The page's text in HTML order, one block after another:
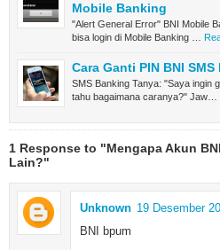
Mobile Banking
"Alert General Error" BNI Mobile
bisa login di Mobile Banking …
Cara Ganti PIN BNI
SMS Banking Tanya: "Saya ingin
tahu bagaimana caranya?" Jaw…
1 Response to "Mengapa Akun
Lain?"
Unknown 19 Desember
BNI bpum